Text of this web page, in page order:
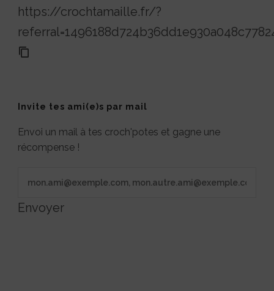
https://crochtamaille.fr/?
Invite tes ami(e)s par mail
Envoi un mail à tes croch'potes et gagne une
récompense !
Envoyer